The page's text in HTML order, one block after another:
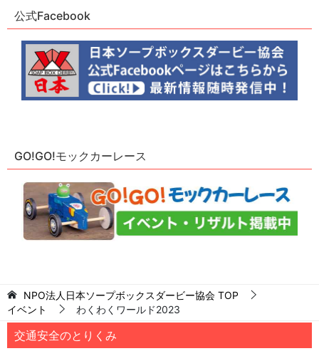
公式Facebook
GO!GO!モックカーレース
NPO法人日本ソープボックスダービー協会 TOP
イベント
わくわくワールド2023
交通安全のとりくみ